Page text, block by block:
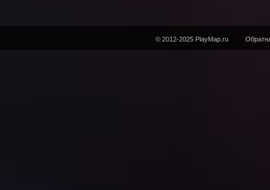
© 2012-2025 PlayMap.ru